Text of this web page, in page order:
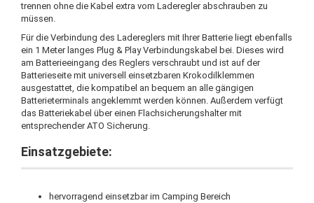
trennen ohne die Kabel extra vom Laderegler abschrauben zu
müssen.
Für die Verbindung des Ladereglers mit Ihrer Batterie liegt ebenfalls
ein 1 Meter langes Plug & Play Verbindungskabel bei. Dieses wird
am Batterieeingang des Reglers verschraubt und ist auf der
Batterieseite mit universell einsetzbaren Krokodilklemmen
ausgestattet, die kompatibel an bequem an alle gängigen
Batterieterminals angeklemmt werden können. Außerdem verfügt
das Batteriekabel über einen Flachsicherungshalter mit
entsprechender ATO Sicherung.
Einsatzgebiete:
hervorragend einsetzbar im Camping Bereich